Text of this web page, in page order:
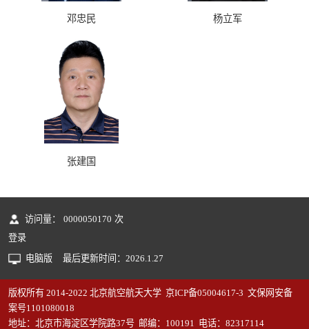
邓忠民 杨立军
张建国
访问量： 0000050170 次
登录
电脑版
最后更新时间： 2026 1 27
版权所有 2014-2022 北京航空航天大学 京ICP备05004617-3 文保网安备
案号1101080018
地址：北京市海淀区学院路37号 邮编：100191 电话：82317114